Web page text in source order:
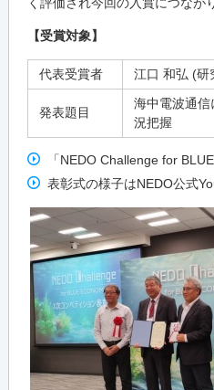
【受賞対象】
代表受賞者 江口 和弘 (研
発表題目
海中電波通
況把握
「NEDO Challenge for
表彰式の様子はNEDO公式